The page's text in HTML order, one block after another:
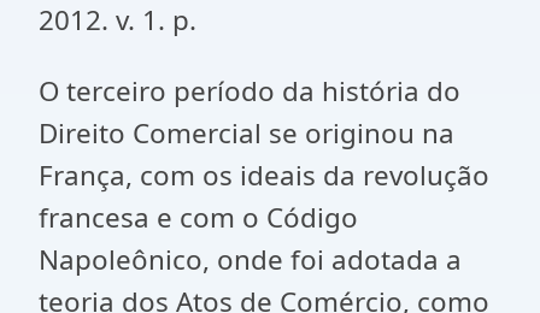
2012. v. 1. p.
O terceiro período da história do
Direito Comercial se originou na
França, com os ideais da revolução
francesa e com o Código
Napoleônico, onde foi adotada a
teoria dos Atos de Comércio, como